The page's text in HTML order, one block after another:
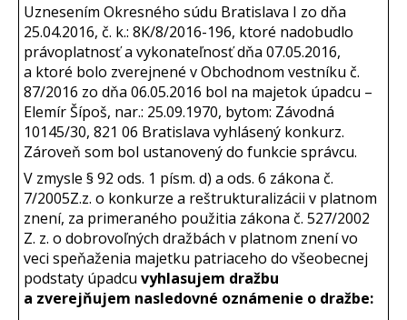
Uznesením Okresného súdu Bratislava I zo dňa
25.04.2016, č. k.: 8K/8/2016-196, ktoré nadobudlo
právoplatnosť a vykonateľnosť dňa 07.05.2016,
a ktoré bolo zverejnené v Obchodnom vestníku č.
87/2016 zo dňa 06.05.2016 bol na majetok úpadcu –
Elemír Šípoš, nar.: 25.09.1970, bytom: Závodná
10145/30, 821 06 Bratislava vyhlásený konkurz.
Zároveň som bol ustanovený do funkcie správcu.
V zmysle § 92 ods. 1 písm. d) a ods. 6 zákona č.
7/2005Z.z. o konkurze a reštrukturalizácii v platnom
znení, za primeraného použitia zákona č. 527/2002
Z. z. o dobrovoľných dražbách v platnom znení vo
veci speňaženia majetku patriaceho do všeobecnej
podstaty úpadcu vyhlasujem dražbu
a zverejňujem nasledovné oznámenie o dražbe: